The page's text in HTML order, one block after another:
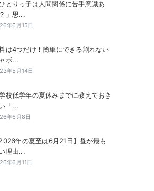
ひとりっ子は人間関係に苦手意識あ
」思...
年6月15日
は4つだけ！簡単にできる割れない
ボ...
年5月14日
校低学年の夏休みまでに教えておき
「...
年6月8日
2026年の夏至は6月21日】昼が最も
理由...
年6月11日